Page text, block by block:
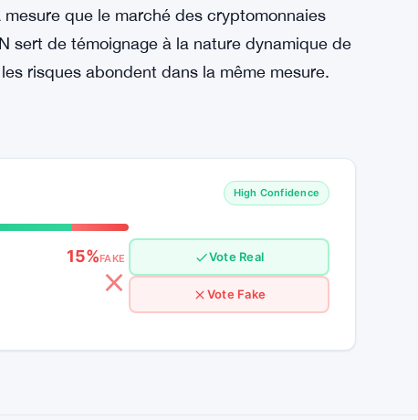
significative du prix. Au lieu de cela, la
et le sentiment général du marché.
de prix de TON et le volume
les investisseurs avec leurs propositions de
que le marché des cryptomonnaies
sert de témoignage à la nature dynamique de
risques abondent dans la même mesure.